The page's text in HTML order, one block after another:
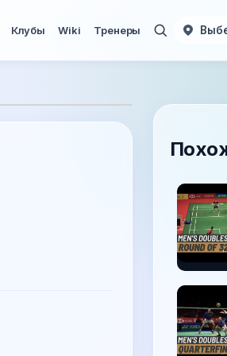
Клубы Wiki Тренеры